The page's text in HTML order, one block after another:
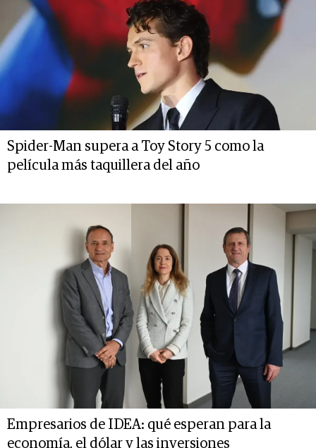
Spider-Man supera a Toy Story 5 como la
película más taquillera del año
Empresarios de IDEA: qué esperan para la
economía, el dólar y las inversiones